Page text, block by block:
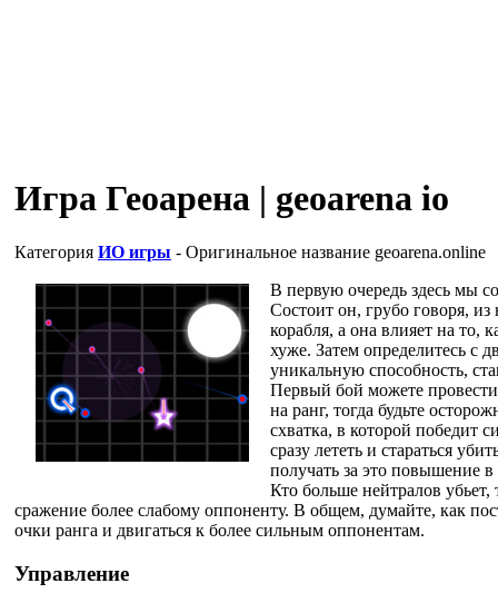
Игра Геоарена | geoarena io
Категория ИО игры - Оригинальное название geoarena.online
В первую очередь здесь мы
Состоит он, грубо говоря,
корабля, а она влияет на то,
хуже. Затем определитесь с
уникальную способность,
Первый бой можете провести
на ранг, тогда будьте
схватка, в которой
сразу лететь и стараться
получать за это повышение
Кто больше нейтралов
сражение более слабому оппоненту. В общем, думайте, как
очки ранга и двигаться к более сильным оппонентам.
Управление